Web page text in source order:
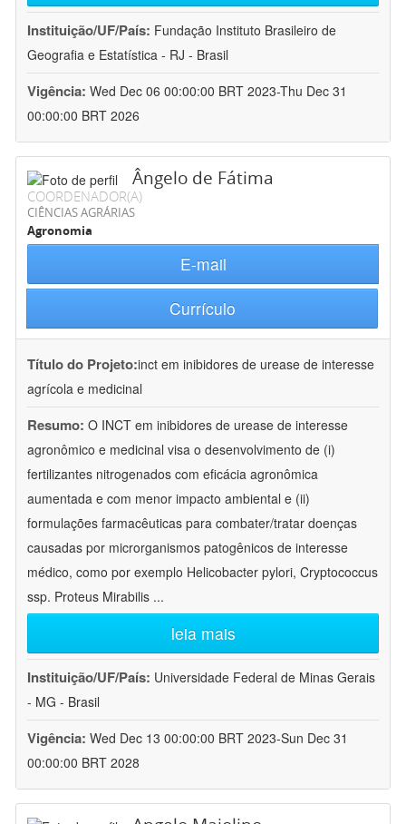
Instituição/UF/País: Fundação Instituto Brasileiro de
Geografia e Estatística - RJ - Brasil
Vigência: Wed Dec 06 00:00:00 BRT 2023-Thu Dec 31
00:00:00 BRT 2026
Ângelo de Fátima
COORDENADOR(A)
CIÊNCIAS AGRÁRIAS
Agronomia
E-mail
Currículo
Título do Projeto:inct em inibidores de urease de interesse
agrícola e medicinal
Resumo: O INCT em inibidores de urease de interesse
agronômico e medicinal visa o desenvolvimento de (i)
fertilizantes nitrogenados com eficácia agronômica
aumentada e com menor impacto ambiental e (ii)
formulações farmacêuticas para combater/tratar doenças
causadas por microrganismos patogênicos de interesse
médico, como por exemplo Helicobacter pylori, Cryptococcus
ssp. Proteus Mirabilis ...
leia mais
Instituição/UF/País: Universidade Federal de Minas Gerais
- MG - Brasil
Vigência: Wed Dec 13 00:00:00 BRT 2023-Sun Dec 31
00:00:00 BRT 2028